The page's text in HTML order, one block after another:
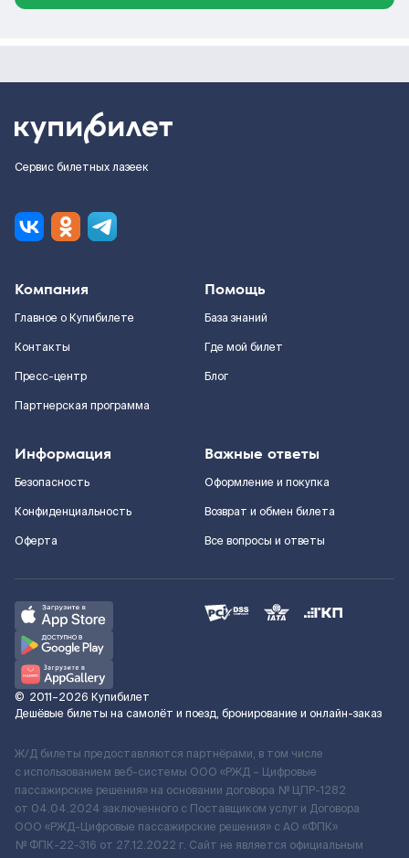
Сервис билетных лазеек
Компания
Главное о Купибилете
Контакты
Пресс-центр
Партнерская программа
Помощь
База знаний
Где мой билет
Блог
Информация
Безопасность
Конфиденциальность
Оферта
Важные ответы
Оформление и покупка
Возврат и обмен билета
Все вопросы и ответы
© 2011–2026 Купибилет
Дешёвые билеты на самолёт и поезд, бронирование и онлайн-заказ
Ж/Д билеты предоставляются партнёрами, в том числе
с использованием веб-системы ООО «РЖД – Цифровые
пассажирские решения» на основании договора № ЦПР-1282
от 04.04.2024 заключенного с Поставщиком услуг и Договора
ООО «РЖД-Цифровые пассажирские решения» c АО «ФПК»
№ ФПК-22-316 от 27.12.2022 г. Сайт не является официальным